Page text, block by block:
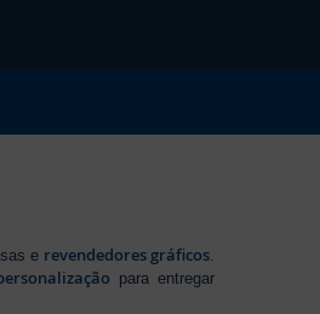
e revendedores gráficos.
para entregar